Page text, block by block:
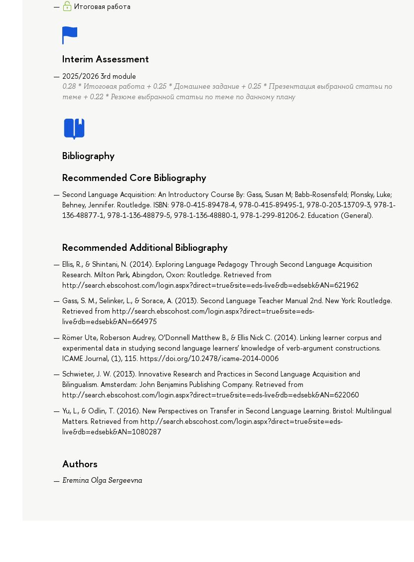
Итоговая работа
Interim Assessment
2025/2026 3rd module
0.28 * Итоговая работа + 0.25 * Домашнее задание + 0.25 * Презентация выбранной статьи по
теме + 0.22 * Резюме выбранной статьи по теме по данному плану
Bibliography
Recommended Core Bibliography
Second Language Acquisition: An Introductory Course By: Gass, Susan M; Babb-Rosensfeld; Plonsky, Luke;
Behney, Jennifer. Routledge. ISBN: 978-0-415-89478-4, 978-0-415-89495-1, 978-0-203-13709-3, 978-1-
136-48877-1, 978-1-136-48879-5, 978-1-136-48880-1, 978-1-299-81206-2. Education (General).
Recommended Additional Bibliography
Ellis, R., & Shintani, N. (2014). Exploring Language Pedagogy Through Second Language Acquisition
Research. Milton Park, Abingdon, Oxon: Routledge. Retrieved from
http://search.ebscohost.com/login.aspx?direct=true&site=eds-live&db=edsebk&AN=621962
Gass, S. M., Selinker, L., & Sorace, A. (2013). Second Language Teacher Manual 2nd. New York: Routledge.
Retrieved from http://search.ebscohost.com/login.aspx?direct=true&site=eds-
live&db=edsebk&AN=664975
Römer Ute, Roberson Audrey, O’Donnell Matthew B., & Ellis Nick C. (2014). Linking learner corpus and
experimental data in studying second language learners’ knowledge of verb-argument constructions.
ICAME Journal, (1), 115. https://doi.org/10.2478/icame-2014-0006
Schwieter, J. W. (2013). Innovative Research and Practices in Second Language Acquisition and
Bilingualism. Amsterdam: John Benjamins Publishing Company. Retrieved from
http://search.ebscohost.com/login.aspx?direct=true&site=eds-live&db=edsebk&AN=622060
Yu, L., & Odlin, T. (2016). New Perspectives on Transfer in Second Language Learning. Bristol: Multilingual
Matters. Retrieved from http://search.ebscohost.com/login.aspx?direct=true&site=eds-
live&db=edsebk&AN=1080287
Authors
Eremina Olga Sergeevna